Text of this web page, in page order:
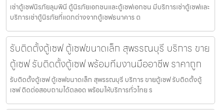
เช่าตู้เซฟนิรภัยลุมพินี ตู้นิรภัยเอกชนและตู้เซฟเอกชน มีบริการเช่าตู้เซฟและ
บริการเช่าตู้นิรภัยที่แตกต่างจากตู้เซฟธนาคาร ต
รับติดตั้งตู้เซฟ ตู้เซฟขนาดเล็ก สุพรรณบุรี บริการ ขาย
ตู้เซฟ รับติดตั้งตู้เซฟ พร้อมทีมงานมืออาชีพ ราคาถูก
รับติดตั้งตู้เซฟ ตู้เซฟขนาดเล็ก สุพรรณบุรี บริการ ขายตู้เซฟ รับติดตั้งตู้
เซฟ ติดต่อสอบถามได้ตลอด พร้อมให้บริการทั่วไทย ร